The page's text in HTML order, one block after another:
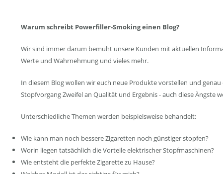
Warum schreibt Powerfiller-Smoking einen Blog?
Wir sind immer darum bemüht unsere Kunden mit aktuellen
Werte und Wahrnehmung und vieles mehr.
In diesem Blog wollen wir euch neue Produkte vorstellen und
Stopfvorgang Zweifel an Qualität und Ergebnis - auch diese
Unterschiedliche Themen werden beispielsweise behandelt:
Wie kann man noch bessere Zigaretten noch günstiger stopfen?
Worin liegen tatsächlich die Vorteile elektrischer Stopfmaschinen?
Wie entsteht die perfekte Zigarette zu Hause?